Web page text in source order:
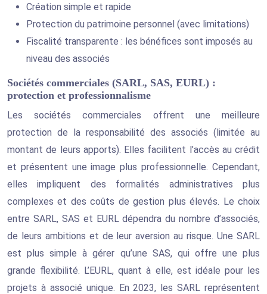
Création simple et rapide
Protection du patrimoine personnel (avec limitations)
Fiscalité transparente : les bénéfices sont imposés au
niveau des associés
Sociétés commerciales (SARL, SAS, EURL) :
protection et professionnalisme
Les sociétés commerciales offrent une meilleure
protection de la responsabilité des associés (limitée au
montant de leurs apports). Elles facilitent l’accès au crédit
et présentent une image plus professionnelle. Cependant,
elles impliquent des formalités administratives plus
complexes et des coûts de gestion plus élevés. Le choix
entre SARL, SAS et EURL dépendra du nombre d’associés,
de leurs ambitions et de leur aversion au risque. Une SARL
est plus simple à gérer qu’une SAS, qui offre une plus
grande flexibilité. L’EURL, quant à elle, est idéale pour les
projets à associé unique. En 2023, les SARL représentent